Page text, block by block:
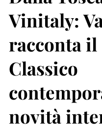
Vinitaly:
racconta
Classico
novità